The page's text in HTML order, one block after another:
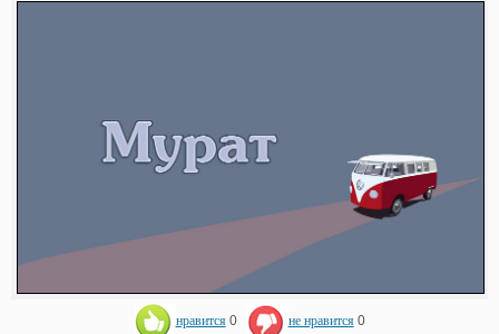
нравится 0 не нравится 0